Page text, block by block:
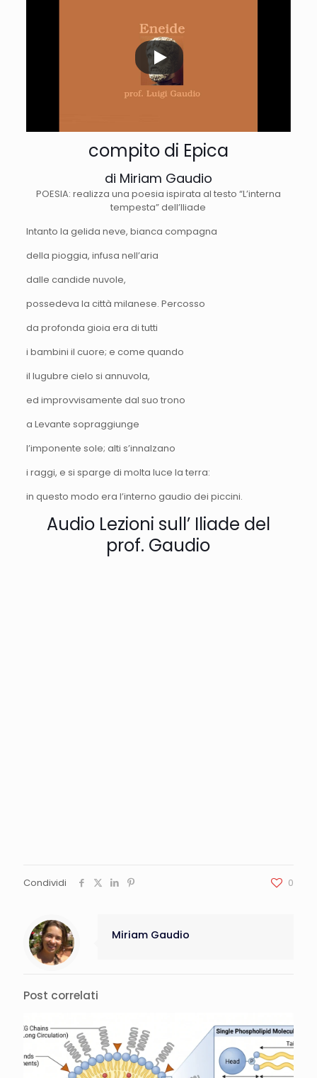
compito di Epica
di Miriam Gaudio
POESIA: realizza una poesia ispirata al testo “L’interna
tempesta” dell’Iliade
Intanto la gelida neve, bianca compagna
della pioggia, infusa nell’aria
dalle candide nuvole,
possedeva la città milanese. Percosso
da profonda gioia era di tutti
i bambini il cuore; e come quando
il lugubre cielo si annuvola,
ed improvvisamente dal suo trono
a Levante sopraggiunge
l’imponente sole; alti s’innalzano
i raggi, e si sparge di molta luce la terra:
in questo modo era l’interno gaudio dei piccini.
Audio Lezioni sull’ Iliade del
prof. Gaudio
Condividi 0
Miriam Gaudio
Post correlati